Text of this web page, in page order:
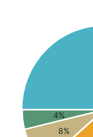
8%
4%